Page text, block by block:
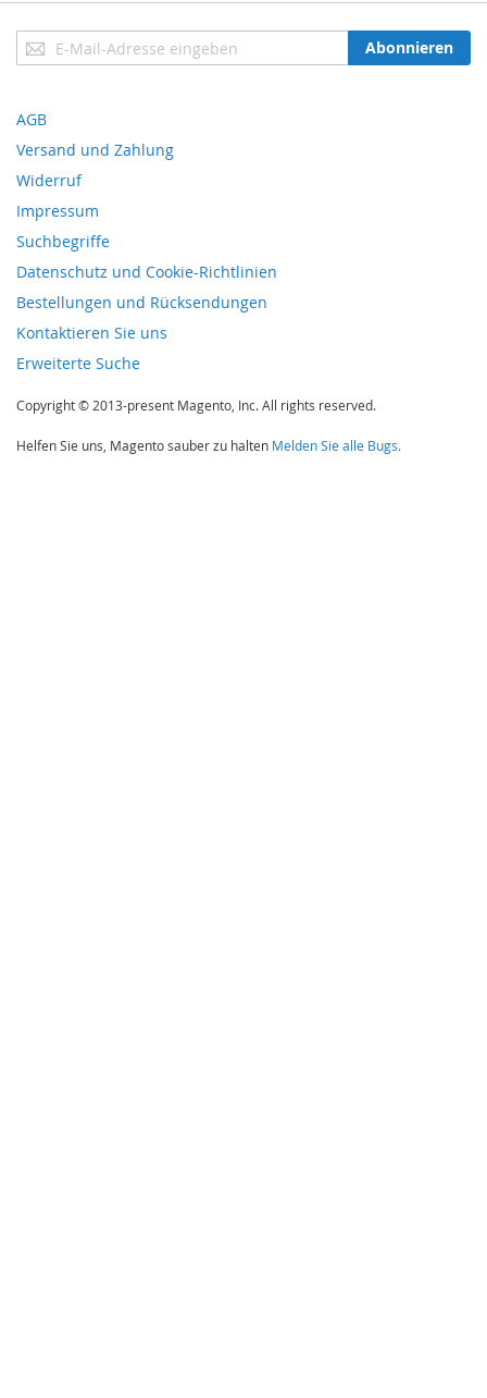
Anmeldung
zum
Abonnieren
AGB
Versand und Zahlung
Widerruf
Impressum
Suchbegriffe
Datenschutz und Cookie-Richtlinien
Bestellungen und Rücksendungen
Kontaktieren Sie uns
Erweiterte Suche
Copyright © 2013-present Magento, Inc. All rights reserved.
Helfen Sie uns, Magento sauber zu halten Melden Sie alle Bugs.